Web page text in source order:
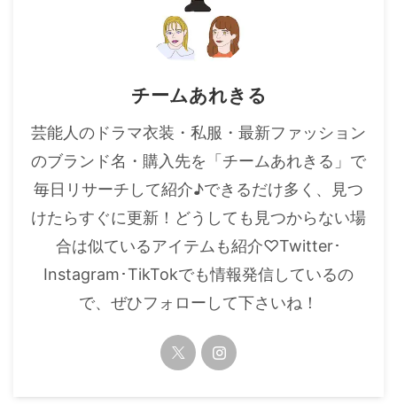
・田中圭
女子アナ衣装
・バラエティ番組衣裳
チームあれきる
芸能人のドラマ衣装・私服・最新ファッション
のブランド名・購入先を「チームあれきる」で
毎日リサーチして紹介♪できるだけ多く、見つ
けたらすぐに更新！どうしても見つからない場
合は似ているアイテムも紹介♡Twitter･
Instagram･TikTokでも情報発信しているの
で、ぜひフォローして下さいね！